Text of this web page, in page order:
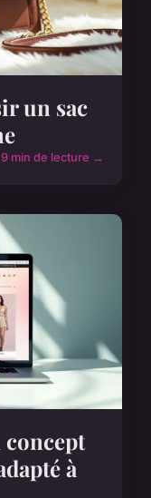
un sac
9 min de lecture →
à